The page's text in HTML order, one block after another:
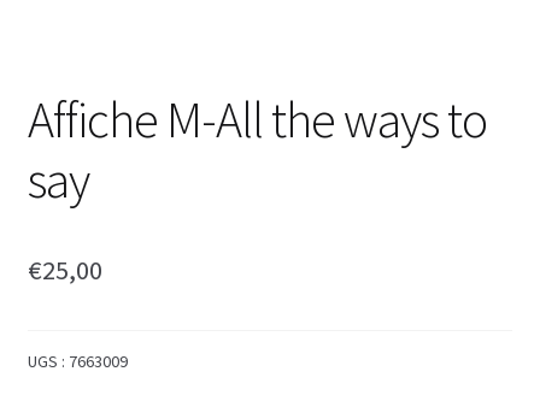
Affiche M-All the ways to
say
€25,00
UGS : 7663009